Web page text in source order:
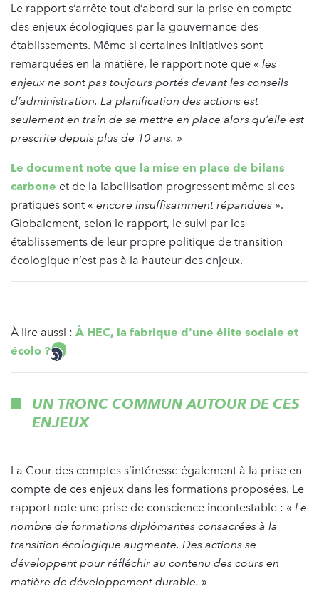
Le rapport s’arrête tout d’abord sur la prise en compte
des enjeux écologiques par la gouvernance des
établissements. Même si certaines initiatives sont
remarquées en la matière, le rapport note que « les
enjeux ne sont pas toujours portés devant les conseils
d’administration. La planification des actions est
seulement en train de se mettre en place alors qu’elle est
prescrite depuis plus de 10 ans. »
Le document note que la mise en place de bilans
carbone et de la labellisation progressent même si ces
pratiques sont « encore insuffisamment répandues ».
Globalement, selon le rapport, le suivi par les
établissements de leur propre politique de transition
écologique n’est pas à la hauteur des enjeux.
À lire aussi : À HEC, la fabrique d'une élite sociale et
écolo ?
UN TRONC COMMUN AUTOUR DE CES
ENJEUX
La Cour des comptes s’intéresse également à la prise en
compte de ces enjeux dans les formations proposées. Le
rapport note une prise de conscience incontestable : « Le
nombre de formations diplômantes consacrées à la
transition écologique augmente. Des actions se
développent pour réfléchir au contenu des cours en
matière de développement durable. »